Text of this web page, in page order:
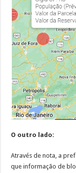
O outro lado:
Através de nota, a
que informação de